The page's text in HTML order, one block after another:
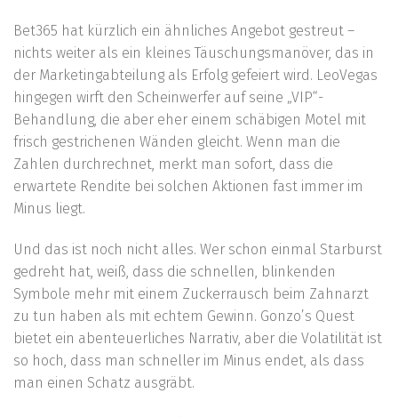
Bet365 hat kürzlich ein ähnliches Angebot gestreut –
nichts weiter als ein kleines Täuschungsmanöver, das in
der Marketingabteilung als Erfolg gefeiert wird. LeoVegas
hingegen wirft den Scheinwerfer auf seine „VIP“-
Behandlung, die aber eher einem schäbigen Motel mit
frisch gestrichenen Wänden gleicht. Wenn man die
Zahlen durchrechnet, merkt man sofort, dass die
erwartete Rendite bei solchen Aktionen fast immer im
Minus liegt.
Und das ist noch nicht alles. Wer schon einmal Starburst
gedreht hat, weiß, dass die schnellen, blinkenden
Symbole mehr mit einem Zuckerrausch beim Zahnarzt
zu tun haben als mit echtem Gewinn. Gonzo’s Quest
bietet ein abenteuerliches Narrativ, aber die Volatilität ist
so hoch, dass man schneller im Minus endet, als dass
man einen Schatz ausgräbt.